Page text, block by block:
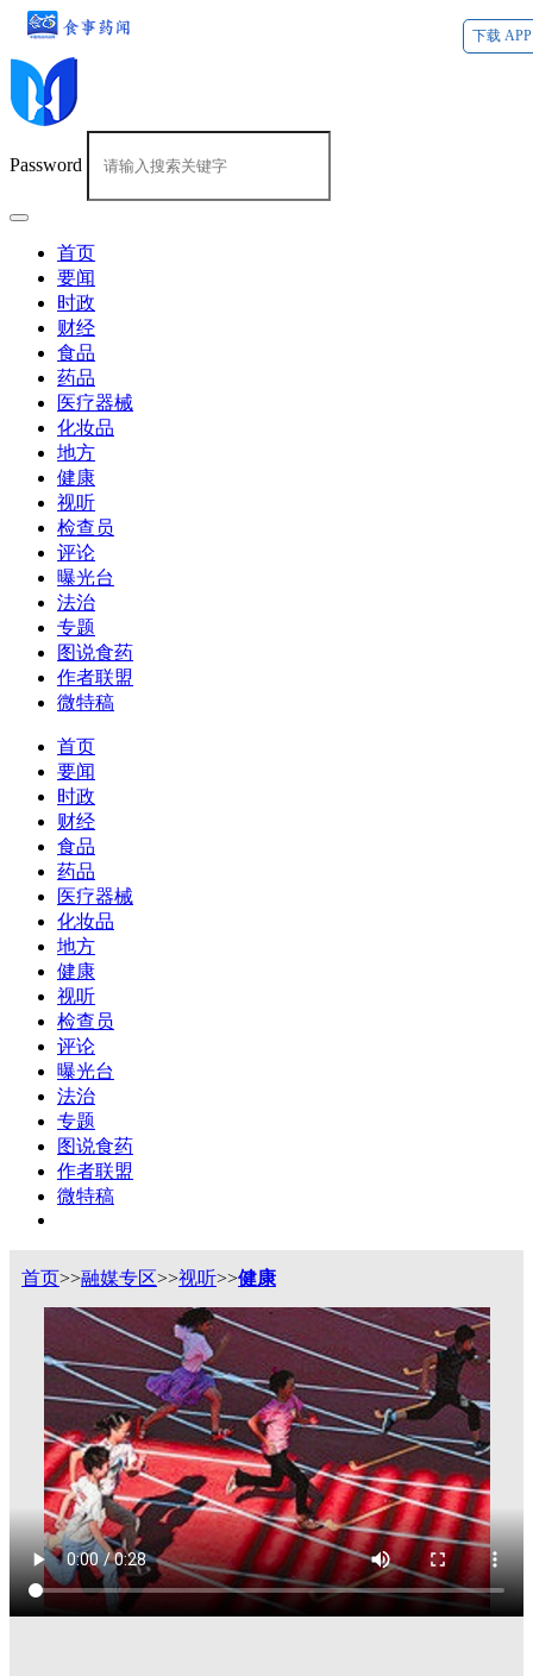
下载 APP
Password
首页
要闻
时政
财经
食品
药品
医疗器械
化妆品
地方
健康
视听
检查员
评论
曝光台
法治
专题
图说食药
作者联盟
微特稿
首页
要闻
时政
财经
食品
药品
医疗器械
化妆品
地方
健康
视听
检查员
评论
曝光台
法治
专题
图说食药
作者联盟
微特稿
首页>>融媒专区>>视听>>健康